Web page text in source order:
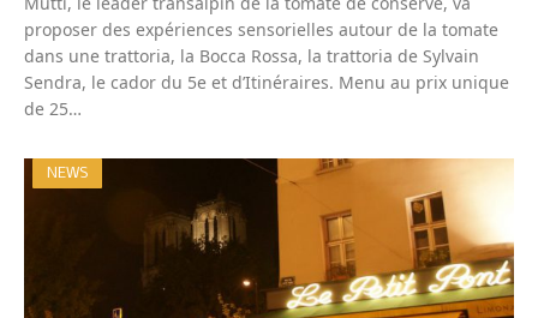
proposer des expériences sensorielles autour de la tomate
dans une trattoria, la Bocca Rossa, la trattoria de Sylvain
Sendra, le cador du 5e et d’Itinéraires. Menu au prix unique
de 25…
NEWS